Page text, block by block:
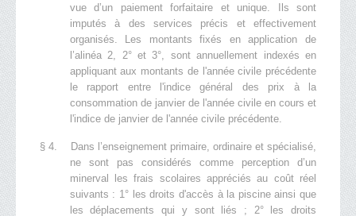
vue d’un paiement forfaitaire et unique. Ils sont
imputés à des services précis et effectivement
organisés. Les montants fixés en application de
l’alinéa 2, 2° et 3°, sont annuellement indexés en
appliquant aux montants de l'année civile précédente
le rapport entre l'indice général des prix à la
consommation de janvier de l'année civile en cours et
l'indice de janvier de l'année civile précédente.
§ 4. Dans l’enseignement primaire, ordinaire et spécialisé,
ne sont pas considérés comme perception d’un
minerval les frais scolaires appréciés au coût réel
suivants : 1° les droits d'accès à la piscine ainsi que
les déplacements qui y sont liés ; 2° les droits